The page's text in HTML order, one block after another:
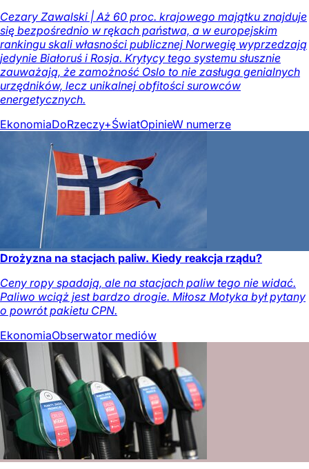
Cezary Zawalski | Aż 60 proc. krajowego majątku znajduje
się bezpośrednio w rękach państwa, a w europejskim
rankingu skali własności publicznej Norwegię wyprzedzają
jedynie Białoruś i Rosja. Krytycy tego systemu słusznie
zauważają, że zamożność Oslo to nie zasługa genialnych
urzędników, lecz unikalnej obfitości surowców
energetycznych.
EkonomiaDoRzeczy+ŚwiatOpinieW numerze
Drożyzna na stacjach paliw. Kiedy reakcja rządu?
Ceny ropy spadają, ale na stacjach paliw tego nie widać.
Paliwo wciąż jest bardzo drogie. Miłosz Motyka był pytany
o powrót pakietu CPN.
EkonomiaObserwator mediów